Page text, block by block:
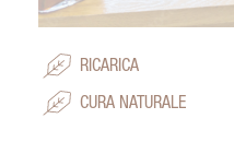
RICARICA
CURA NATURALE